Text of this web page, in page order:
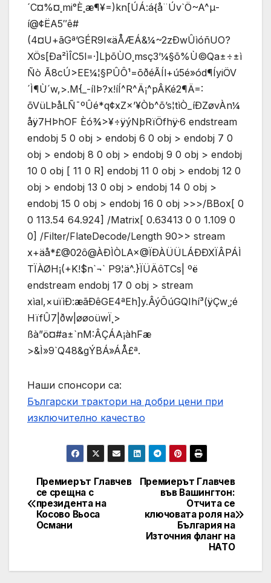
´C¤%¤¸mi°È¸æ¶¥=)kn[ÚÁ:á{å¨Úv`Ö~A^µ­
í@¢ËA5″ê#
(4¤U+ãGª’GÉR9I«äÅÆÁ&¼~2zÐwÛìóñUO?
XÖs[Ða²ÌÎC5l=·]LþõÙO¸msç3’¼§õ%Ù©Qa±÷±ì
Ñò Ã8cÚ>EE¼¦§PÛÔ¹=õðéÃÍl+ú5é»ód¶ÍyiÖV
´Ì¶Ù´w,>.M{_-íIÞ?x!íÍ^R^Ä¡^pÂKé2¶Ä=:
õVüLÞåLÑ¯ºÛé*q¢xZ×’¥Òb^õ’s¦tìÒ_íÐZøvÀn¼
åÿ7HÞhOF Èó¾>¥÷ÿýNþRïÖfhÿ·6 endstream
endobj 5 0 obj > endobj 6 0 obj > endobj 7 0
obj > endobj 8 0 obj > endobj 9 0 obj > endobj
10 0 obj [ 11 0 R] endobj 11 0 obj > endobj 12 0
obj > endobj 13 0 obj > endobj 14 0 obj >
endobj 15 0 obj > endobj 16 0 obj >>>/BBox[ 0
0 113.54 64.924] /Matrix[ 0.63413 0 0 1.109 0
0] /Filter/FlateDecode/Length 90>> stream
x+äå*£@02ô@ÀÐÌÒLA×@ÏÐÀÜÜLÁÐÐXÏÂPÁÌ
TÏÀØH¡(+K!$n`¬` P9¦ä^.}ÏÜÄôTCs| ºë
endstream endobj 17 0 obj > stream
xìal,×uïìÐ:æãÐêGE4ªEh]y.ÂýÕúGQIhí³(ÿÇw¸;é
HïfÛ7|ðw|øøoüwÏ¸>
ßà”ö¤#a±`nM:ÂÇÁA¡àhFæ
>&Ì»9`Q48&gÝBÁ»ÁÅ£ª.
Наши спонсори са:
Български трактори на добри цени при
изключително качество
Post
navigation
Премиерът Главчев
във Вашингтон:
Отчита се
ключовата роля на
България на
Източния фланг на
НАТО
Премиерът Главчев
се срещна с
президента на
Косово Вьоса
Османи